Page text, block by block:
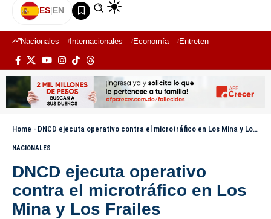
ES|EN
Nacionales Internacionales Economía Entretenimiento
Home - DNCD ejecuta operativo contra el microtráfico en Los Mina y Los Frailes
NACIONALES
DNCD ejecuta operativo
contra el microtráfico en Los
Mina y Los Frailes